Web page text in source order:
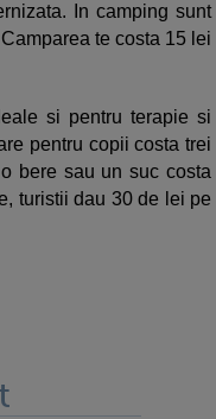
In camping sunt
te costa 15 lei
si pentru terapie si
pentru copii costa trei
bere sau un suc costa
turistii dau 30 de lei pe